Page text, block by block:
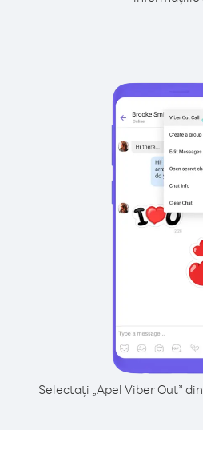
Selectați „Apel Viber Out”